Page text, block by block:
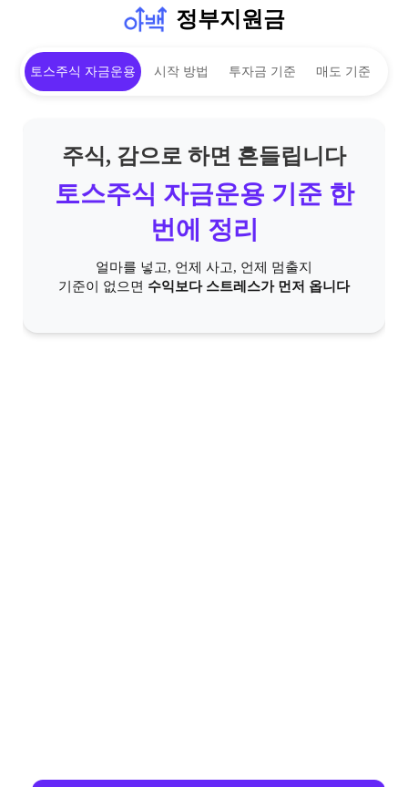
정부지원금
토스주식 자금운용 시작 방법 투자금 기준 매도 기준
주식, 감으로 하면 흔들립니다
토스주식 자금운용 기준 한
번에 정리
얼마를 넣고, 언제 사고, 언제 멈출지
기준이 없으면 수익보다 스트레스가 먼저 옵니다